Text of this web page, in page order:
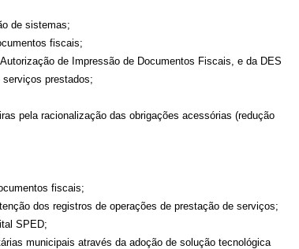
de sistemas;
fiscais;
de Impressão de Documentos Fiscais, e da DES
prestados;
pela racionalização das obrigações acessórias (redução
fiscais;
dos registros de operações de prestação de serviços;
SPED;
municipais através da adoção de solução tecnológica